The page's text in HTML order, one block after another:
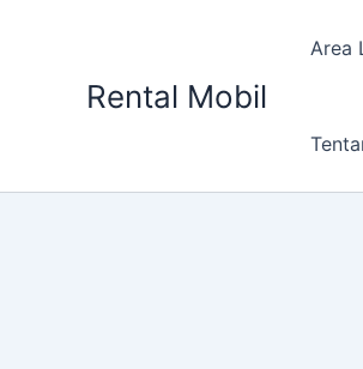
Rental Mobil
Area